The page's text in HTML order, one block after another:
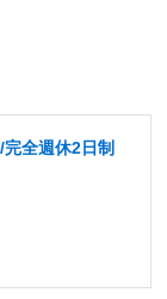
全週休2日制